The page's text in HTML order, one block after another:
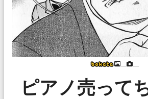
ピアノ売って